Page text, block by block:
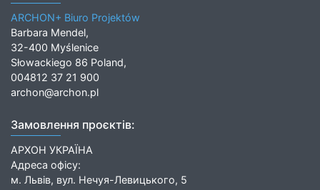
ARCHON+ Biuro Projektów
Barbara Mendel,
32-400 Myślenice
Słowackiego 86 Poland,
004812 37 21 900
archon@archon.pl
Замовлення проєктів:
АРХОН УКРАЇНА
Адреса офісу:
м. Львів, вул. Нечуя-Левицького, 5